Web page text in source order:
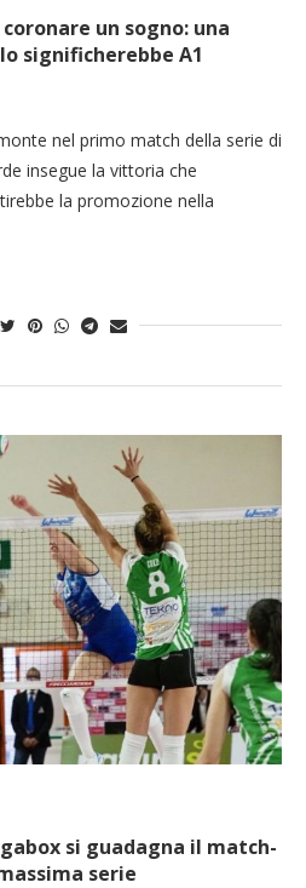
un sogno: una
significherebbe A1
nel primo match della serie di
insegue la vittoria che
la promozione nella
si guadagna il match-
serie